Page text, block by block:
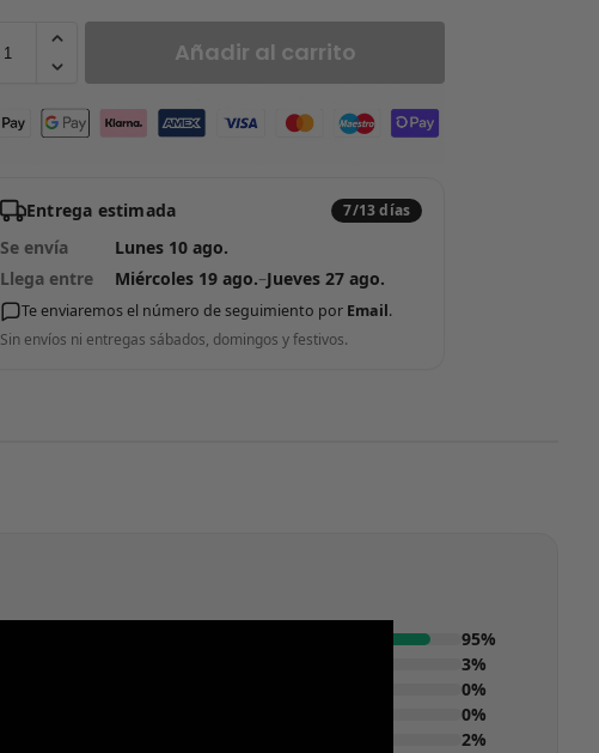
Añadir al carrito
Entrega estimada 7/13 días
Se envía
Lunes 10 ago.
Llega entre
Miércoles 19 ago.–Jueves 27 ago.
Te enviaremos el número de seguimiento por Email.
Sin envíos ni entregas sábados, domingos y festivos.
95%
3%
0%
0%
2%